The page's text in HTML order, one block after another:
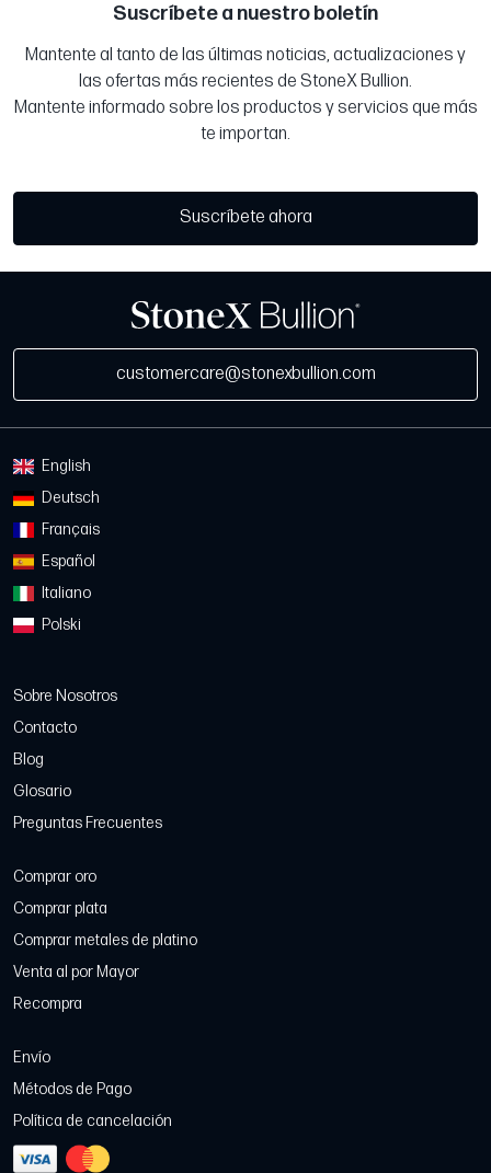
Suscríbete a nuestro boletín
Mantente al tanto de las últimas noticias, actualizaciones y
las ofertas más recientes de StoneX Bullion.
Mantente informado sobre los productos y servicios que más
te importan.
Suscríbete ahora
customercare@stonexbullion.com
English
Deutsch
Français
Español
Italiano
Polski
Sobre Nosotros
Contacto
Blog
Glosario
Preguntas Frecuentes
Comprar oro
Comprar plata
Comprar metales de platino
Venta al por Mayor
Recompra
Envío
Métodos de Pago
Política de cancelación